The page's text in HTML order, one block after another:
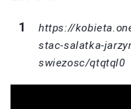
https://
stac-salatka-
swiezosc/qtqtql0